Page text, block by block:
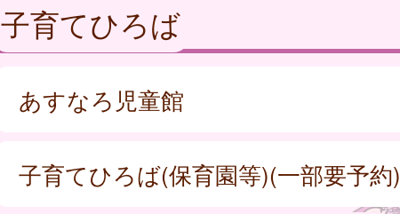
子育てひろば
あすなろ児童館
子育てひろば(保育園等)(一部要予約)